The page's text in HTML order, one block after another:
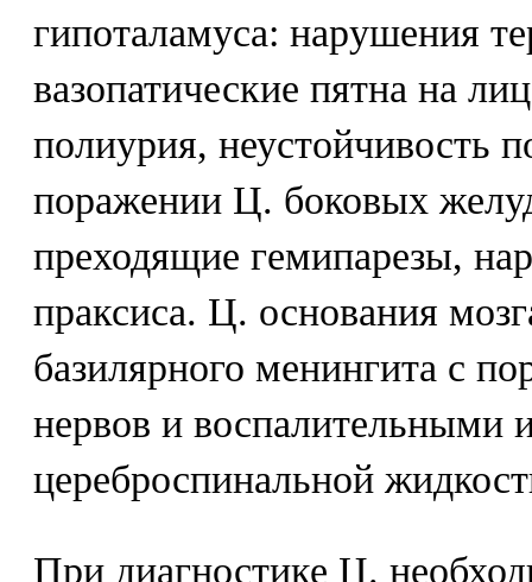
гипоталамуса: нарушения
вазопатические пятна на
полиурия, неустойчивость
поражении Ц. боковых
преходящие гемипарезы,
праксиса. Ц. основания
базилярного менингита с
нервов и воспалительными
цереброспинальной
При диагностике Ц.